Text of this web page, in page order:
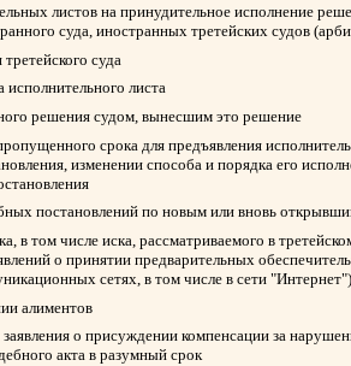
листов на принудительное исполнение
суда, иностранных третейских судов
суда
исполнительного листа
решения судом, вынесшим это решение
срока для предъявления
изменении способа и порядка его
постановлений по новым или вновь
в том числе иска, рассматриваемого в
о принятии предварительных
сетях, в том числе в сети "Интернет")
алиментов
о присуждении компенсации за
акта в разумный срок